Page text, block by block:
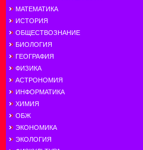
МАТЕМАТИКА
ИСТОРИЯ
ОБЩЕСТВОЗНАНИЕ
БИОЛОГИЯ
ГЕОГРАФИЯ
ФИЗИКА
АСТРОНОМИЯ
ИНФОРМАТИКА
ХИМИЯ
ОБЖ
ЭКОНОМИКА
ЭКОЛОГИЯ